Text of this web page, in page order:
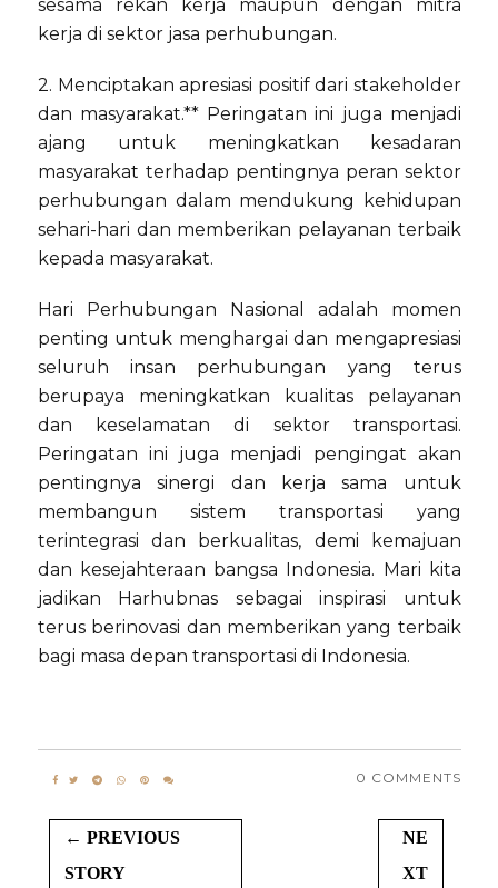
sesama rekan kerja maupun dengan mitra
kerja di sektor jasa perhubungan.
2. Menciptakan apresiasi positif dari stakeholder
dan masyarakat.** Peringatan ini juga menjadi
ajang untuk meningkatkan kesadaran
masyarakat terhadap pentingnya peran sektor
perhubungan dalam mendukung kehidupan
sehari-hari dan memberikan pelayanan terbaik
kepada masyarakat.
Hari Perhubungan Nasional adalah momen
penting untuk menghargai dan mengapresiasi
seluruh insan perhubungan yang terus
berupaya meningkatkan kualitas pelayanan
dan keselamatan di sektor transportasi.
Peringatan ini juga menjadi pengingat akan
pentingnya sinergi dan kerja sama untuk
membangun sistem transportasi yang
terintegrasi dan berkualitas, demi kemajuan
dan kesejahteraan bangsa Indonesia. Mari kita
jadikan Harhubnas sebagai inspirasi untuk
terus berinovasi dan memberikan yang terbaik
bagi masa depan transportasi di Indonesia.
0 COMMENTS
← PREVIOUS
STORY
NE
XT